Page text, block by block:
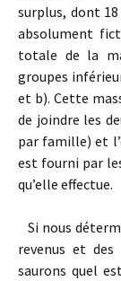
surplus, dont
absolument
totale de la
groupes
et b). Cette
de joindre les
par famille) et
est fourni par
qu’elle effectue.
Si nous
revenus et
saurons quel